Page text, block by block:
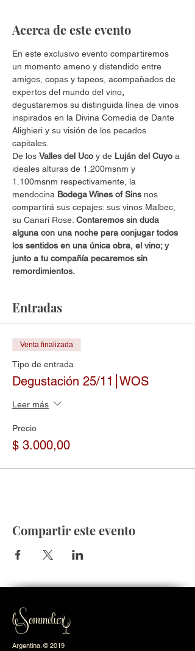
Acerca de este evento
En este exclusivo evento compartiremos
un momento ameno y distendido entre
amigos, copas y tapeos, acompañados de
expertos del mundo del vino,
degustaremos su distinguida línea de vinos
inspirados en la Divina Comedia de Dante
Alighieri y su visión de los pecados
capitales.
De los Valles del Uco y de Luján del Cuyo a
ideales alturas de 1.200msnm y
1.100msnm respectivamente, la
mendocina Bodega Wines of Sins nos
compartirá sus cepajes: sus vinos Malbec,
su Canarí Rose. Contaremos sin duda
alguna con una noche para conjugar todos
los sentidos en una única obra, el vino; y
junto a tu compañía pecaremos sin
remordimientos.
Entradas
Venta finalizada
Tipo de entrada
Degustación 25/11⎮WOS
Leer más
Precio
$ 3.000,00
Compartir este evento
Argentina. © 2019